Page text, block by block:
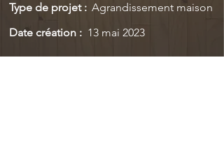
Type de projet : Agrandissement maison
Date création : 13 mai 2023